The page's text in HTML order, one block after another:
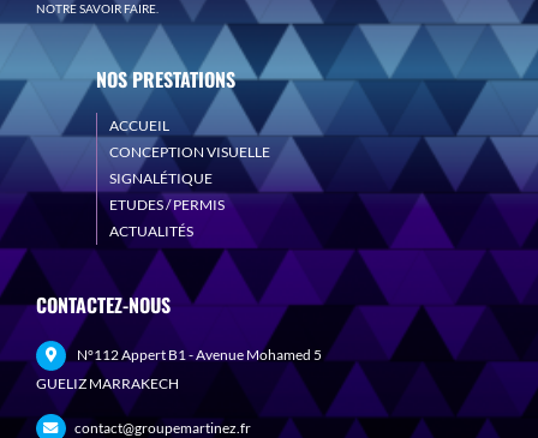
NOTRE SAVOIR FAIRE.
NOS PRESTATIONS
ACCUEIL
CONCEPTION VISUELLE
SIGNALÉTIQUE
ETUDES / PERMIS
ACTUALITÉS
CONTACTEZ-NOUS
N°112 Appert B1 - Avenue Mohamed 5
GUELIZ MARRAKECH
contact@groupemartinez.fr